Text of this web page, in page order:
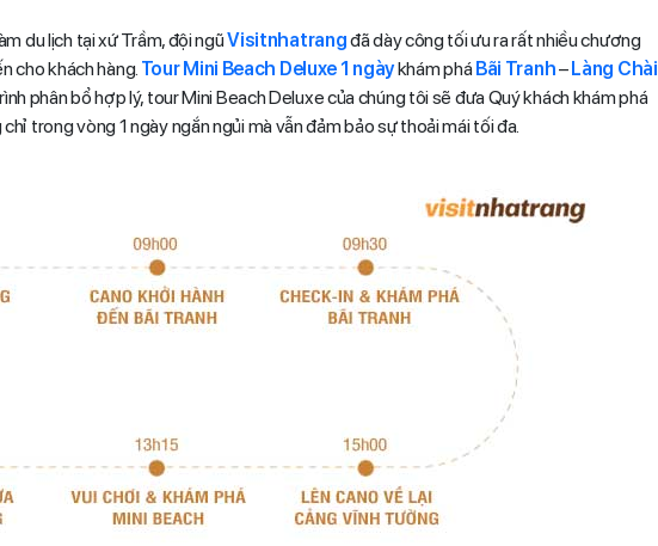
du lịch tại xứ Trầm, đội ngũVisitnhatrangđã dày công tối ưu ra rất nhiều chương
cho khách hàng. Tour Mini Beach Deluxe 1 ngàykhám phá Bãi Tranh–Làng Chài
phân bổ hợp lý, tour Mini Beach Deluxe của chúng tôi sẽ đưa Quý khách khám phá
trong vòng 1 ngày ngắn ngủi mà vẫn đảm bảo sự thoải mái tối đa.